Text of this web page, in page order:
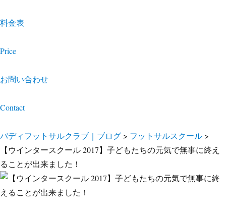
料金表
Price
お問い合わせ
Contact
バディフットサルクラブ｜ブログ > フットサルスクール >
【ウインタースクール 2017】子どもたちの元気で無事に終え
ることが出来ました！